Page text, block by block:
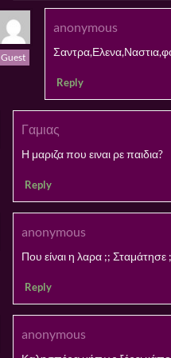
Guest
anonymous
Reply
Γαμιας
Η μαριζα που ειναι ρε παιδια?
Reply
anonymous
Που είναι η λαρα ;; Σταμάτησε ;
Reply
anonymous